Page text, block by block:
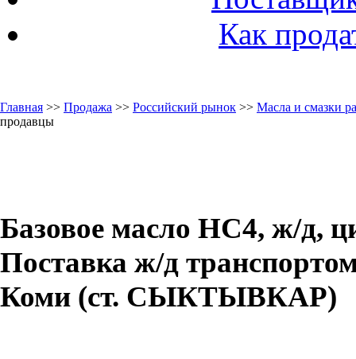
Как
Главная >> Продажа >> Российский рынок >> Масла и смазки
продавцы
Базовое масло НС4, ж/д,
Поставка ж/д
Коми (ст. СЫКТЫВКАР)